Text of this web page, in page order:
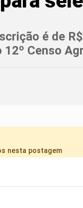
é de
Censo
nesta postagem